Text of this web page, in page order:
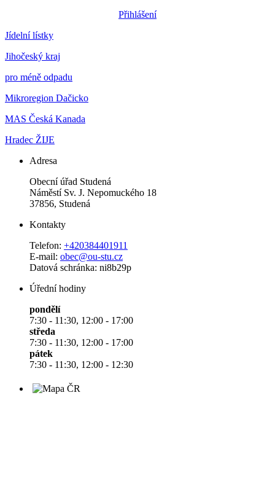
Přihlášení
Jídelní lístky
Jihočeský kraj
pro méně odpadu
Mikroregion Dačicko
MAS Česká Kanada
Hradec ŽIJE
Adresa
Obecní úřad Studená
Náměstí Sv. J. Nepomuckého 18
37856, Studená
Kontakty
Telefon: +420384401911
E-mail: obec@ou-stu.cz
Datová schránka: ni8b29p
Úřední hodiny
pondělí
7:30 - 11:30, 12:00 - 17:00
středa
7:30 - 11:30, 12:00 - 17:00
pátek
7:30 - 11:30, 12:00 - 12:30